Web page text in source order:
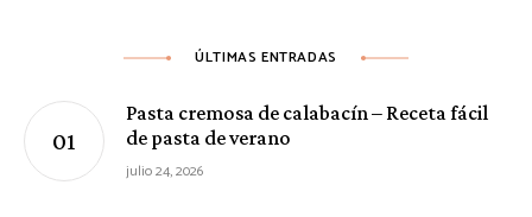
ÚLTIMAS ENTRADAS
Pasta cremosa de calabacín – Receta fácil
de pasta de verano
julio 24, 2026